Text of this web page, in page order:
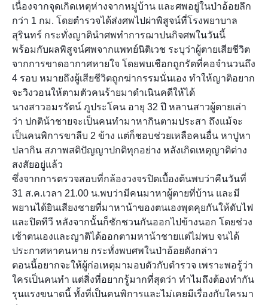
เนื่องจากจุดเกิดเหตุห่างจากหมู่บ้าน และศพอยู่ในป่าอ้อยลึก
กว่า 1 กม. โดยตำรวจได้ส่งศพไปผ่าพิสูจน์ที่โรงพยาบาล
สุรินทร์ กระทั่งญาตินำศพทำการฌาปนกิจศพในวันนี้
พร้อมกับผลพิสูจน์ศพจากแพทย์นิติเวช ระบุว่าผู้ตายเสียชีวิต
จากการขาดอากาศหายใจ โดยพบเชือกถูกรัดที่คอจำนวนถึง
4 รอบ หมายถึงผู้เสียชีวิตถูกฆ่ากรรมนั่นเอง ทำให้ญาติอยาก
จะวิงวอนให้ตามตัวคนร้ายมาดำเนินคดีให้ได้
นางสาวอมรรัตน์ ภูประโคน อายุ 32 ปี หลานสาวผู้ตายเล่า
ว่า ปกติน้าชายจะเป็นคนทำมาหากินตามประสา ถึงแม้จะ
เป็นคนพิการขาลีบ 2 ข้าง แต่ก็ชอบช่วยเหลือคนอื่น หาปูหา
ปลากิน สภาพสติปัญญาปกติทุกอย่าง หลังเกิดเหตุญาติต่าง
สงสัยอยู่แล้ว
ซึ่งจากการตรวจสอบที่กล้องวงจรปิดเบื้องต้นพบว่าคืนวันที่
31 ส.ค.เวลา 21.00 น.พบว่ามีคนมาหาผู้ตายที่บ้าน และมี
พยานได้ยินเสียงชายที่มาหาน้าของตนเองพุดคุยกันให้ดับไฟ
และปิดทีวี หลังจากนั้นก็ชักชวนกันออกไปข้างนอก โดยช่วง
เช้าตนเองและญาติได้ออกตามหาน้าชายแต่ไม่พบ จนได้
ประกาศหาคนหาย กระทั่งพบศพในป่าอ้อยดังกล่าว
ตอนนี้อยากจะให้ผู้ก่อเหตุมามอบตัวกับตำรวจ เพราะพอรู้ว่า
ใครเป็นคนทำ แต่สิ่งที่อยากรู้มากที่สุดว่า ทำไมถึงต้องทำกัน
รุนแรงขนาดนี้ ทั้งที่เป็นคนพิการและไม่เคยมีเรื่องกับใครมา